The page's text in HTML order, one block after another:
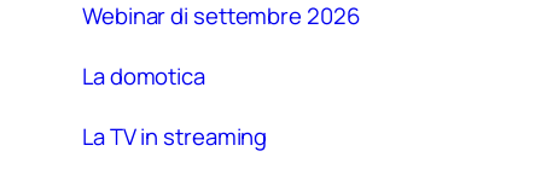
Webinar di settembre 2026
La domotica
La TV in streaming